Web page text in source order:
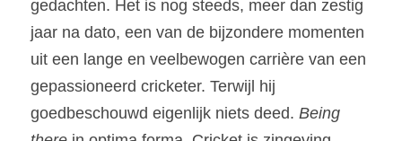
gedachten. Het is nog steeds, meer dan zestig
jaar na dato, een van de bijzondere momenten
uit een lange en veelbewogen carrière van een
gepassioneerd cricketer. Terwijl hij
goedbeschouwd eigenlijk niets deed. Being